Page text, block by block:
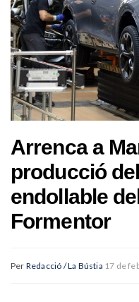
Arrenca a
producció
endollable
Formentor
Per Redacció / La Bústia 17 de